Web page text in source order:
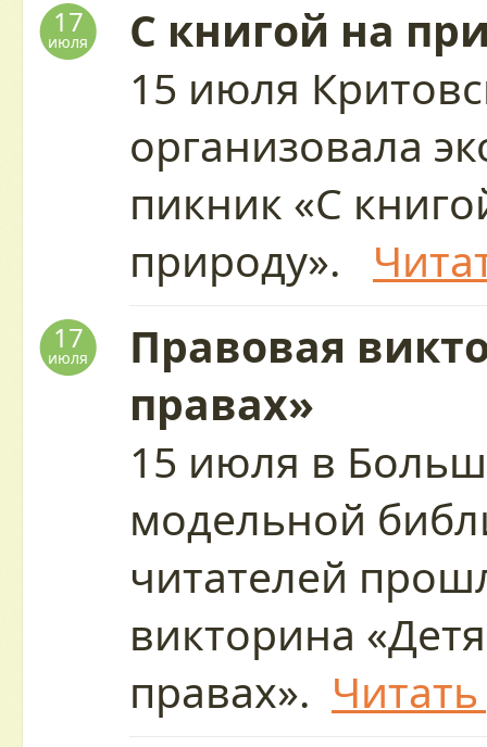
17
июля
С книгой на
15 июля
организовала
пикник «С
природу».
17
июля
Правовая
правах»
15 июля в
модельной
читателей
викторина
правах».